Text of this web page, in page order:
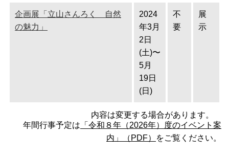
企画展「立山さんろく 自然
の魅力」
2024
年3月
2日
(土)〜
5月
19日
(日)
不
要
展
示
内容は変更する場合があります。
年間行事予定は 「令和８年（2026年）度のイベント案
内」（PDF）
をご覧ください。